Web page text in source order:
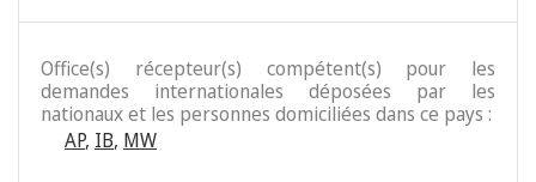
Office(s) récepteur(s) compétent(s) pour les
demandes internationales déposées par les
nationaux et les personnes domiciliées dans ce pays :
AP, IB, MW